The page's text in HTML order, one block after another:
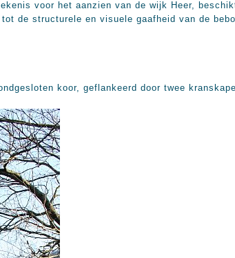
voor het aanzien van de wijk Heer,
de structurele en visuele gaafheid van de
koor, geflankeerd door twee